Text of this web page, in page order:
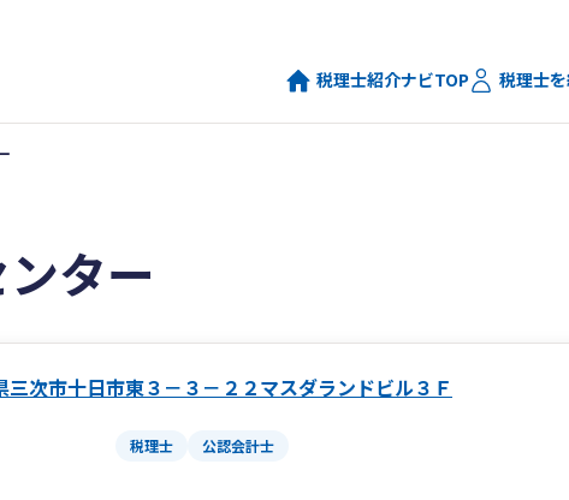
税理士紹介ナビTOP 税理士
ター
三次市十日市東３－３－２２マスダランドビル３Ｆ
税理士 公認会計士